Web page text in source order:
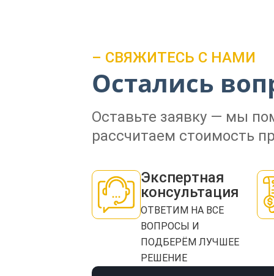
– СВЯЖИТЕСЬ С НАМИ
Остались
Оставьте заявку — мы
рассчитаем стоимость
Экспертная
консультация
ОТВЕТИМ НА ВСЕ
ВОПРОСЫ И
ПОДБЕРЁМ ЛУЧШЕЕ
РЕШЕНИЕ